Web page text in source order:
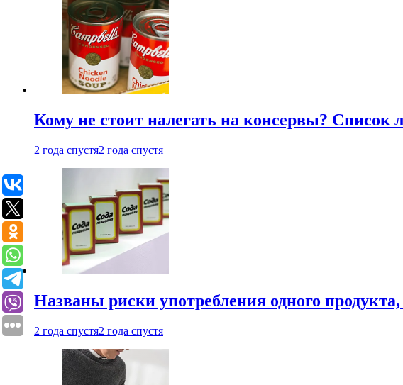
Кому не стоит налегать на консервы? Список
2 года спустя2 года спустя
Названы риски употребления одного
2 года спустя2 года спустя